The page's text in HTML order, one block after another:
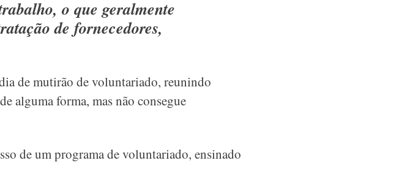
o que geralmente
de fornecedores,
de mutirão de voluntariado, reunindo
alguma forma, mas não consegue
de um programa de voluntariado, ensinado